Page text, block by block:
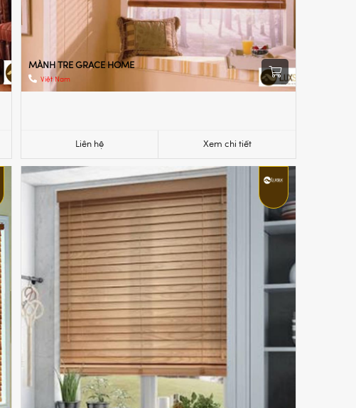
MÀNH TRE GRACE HOME
Việt Nam
Liên hệ Xem chi tiết